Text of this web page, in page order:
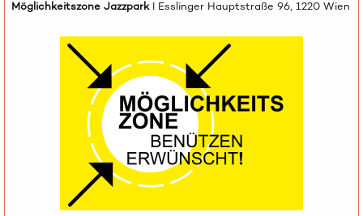
Möglichkeitszone Jazzpark I Esslinger Hauptstraße 96, 1220 Wien